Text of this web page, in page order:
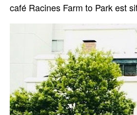
café Racines Farm to Park est